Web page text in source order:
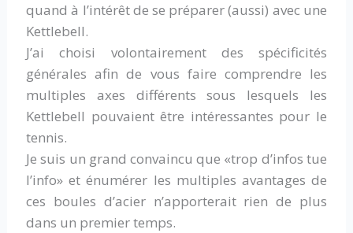
quand à l’intérêt de se préparer (aussi) avec une
Kettlebell.
J’ai choisi volontairement des spécificités
générales afin de vous faire comprendre les
multiples axes différents sous lesquels les
Kettlebell pouvaient être intéressantes pour le
tennis.
Je suis un grand convaincu que «trop d’infos tue
l’info» et énumérer les multiples avantages de
ces boules d’acier n’apporterait rien de plus
dans un premier temps.